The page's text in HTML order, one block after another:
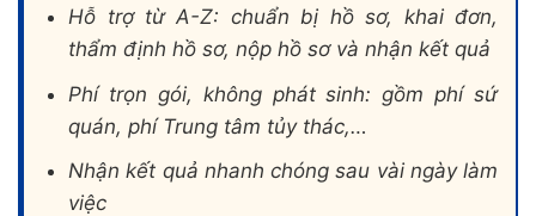
Hỗ trợ từ A-Z: chuẩn bị hồ sơ, khai đơn,
thẩm định hồ sơ, nộp hồ sơ và nhận kết quả
Phí trọn gói, không phát sinh: gồm phí sứ
quán, phí Trung tâm tủy thác,…
Nhận kết quả nhanh chóng sau vài ngày làm
việc